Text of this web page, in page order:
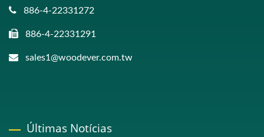
886-4-22331272
886-4-22331291
sales1@woodever.com.tw
Últimas Notícias